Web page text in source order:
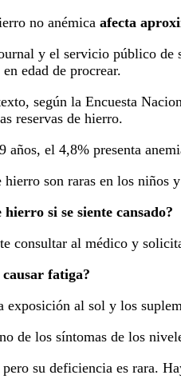
no anémica afecta
y el servicio público de
edad de procrear.
según la Encuesta
reservas de hierro.
años, el 4,8% presenta
son raras en los niños
si se siente cansado?
consultar al médico y
fatiga?
exposición al sol y los
de los síntomas de los
pero su deficiencia es rara.